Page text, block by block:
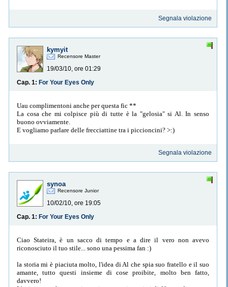
Segnala violazione
kymyit
Recensore Master
19/03/10, ore 01:29
Cap. 1: For Your Eyes Only
Uau complimentoni anche per questa fic **
La cosa che mi colpisce più di tutte è la "gelosia" si Al. In senso
buono ovviamente.
E vogliamo parlare delle frecciattine tra i piccioncini? >:)
Segnala violazione
synoa
Recensore Junior
10/02/10, ore 19:05
Cap. 1: For Your Eyes Only
Ciao Stateira, è un sacco di tempo e a dire il vero non avevo
riconosciuto il tuo stile... sono una pessima fan :)
la storia mi è piaciuta molto, l'idea di Al che spia suo fratello e il suo
amante, tutto questi insieme di cose proibite, molto ben fatto,
davvero!